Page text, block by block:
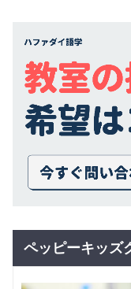
ペッピーキッズ